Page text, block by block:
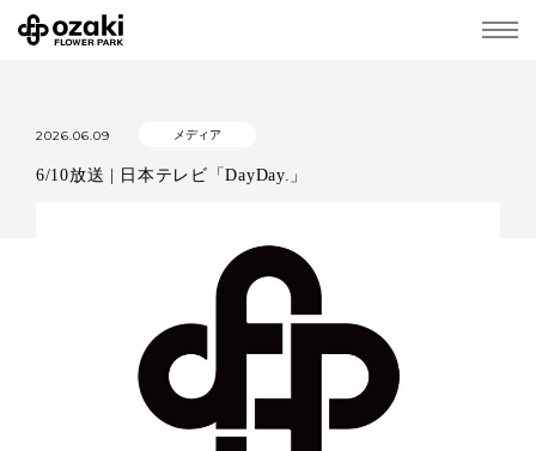
2026.06.09 メディア
6/10放送 | 日本テレビ「DayDay.」